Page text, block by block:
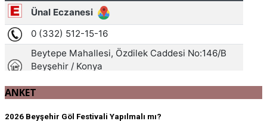
ANKET
2026 Beyşehir Göl Festivali Yapılmalı mı?